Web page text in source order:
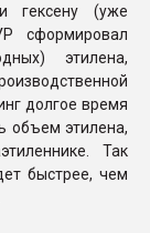
гексену (уже
сформировал
этилена,
долгое время
объем этилена,
Так
быстрее, чем